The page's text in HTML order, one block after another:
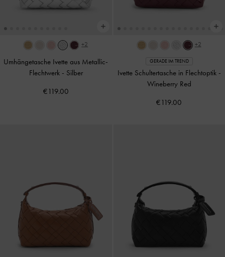
+2
Umhängetasche Ivette aus Metallic-
Flechtwerk - Silber
€119.00
+2
GERADE IM TREND
Ivette Schultertasche in Flechtoptik -
Wineberry Red
€119.00